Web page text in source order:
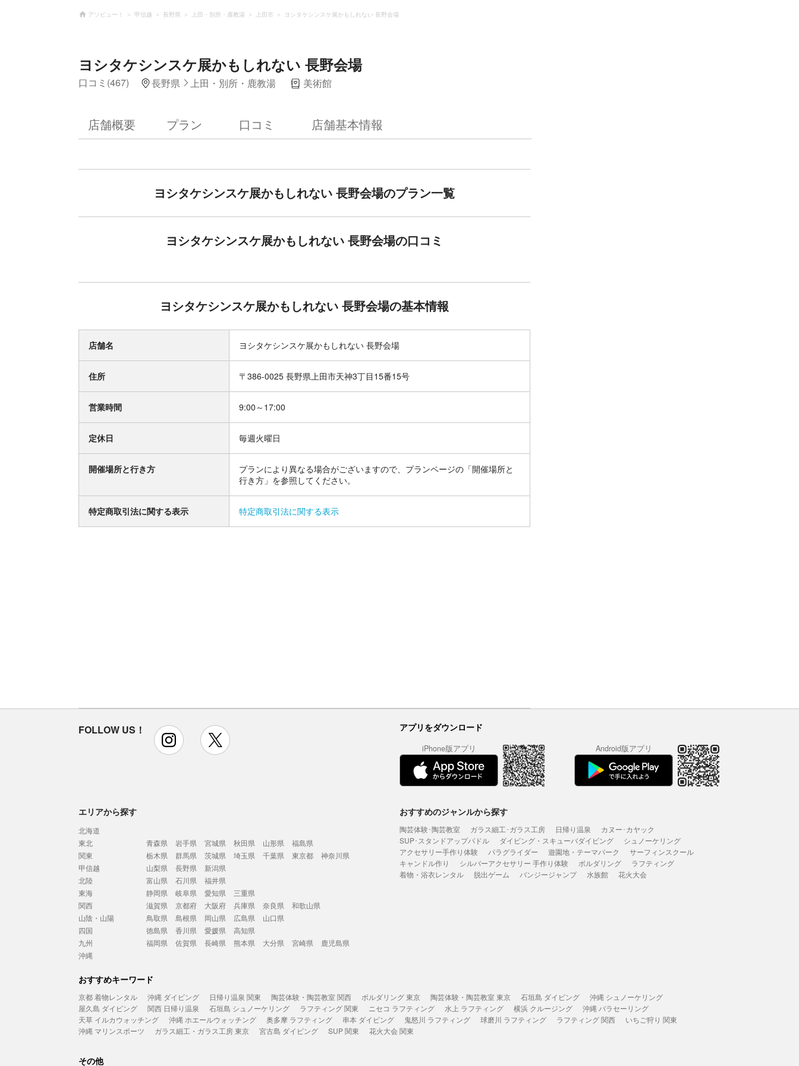
アソビュー！ 甲信越 長野県 上田・別所・鹿教湯 上田市 ヨシタケシンスケ展かもしれない 長野会場
ヨシタケシンスケ展かもしれない 長野会場
口コミ(467) 長野県 上田・別所・鹿教湯 美術館
店舗概要 プラン 口コミ 店舗基本情報
ヨシタケシンスケ展かもしれない 長野会場のプラン一覧
ヨシタケシンスケ展かもしれない 長野会場の口コミ
ヨシタケシンスケ展かもしれない 長野会場の基本情報
店舗名 ヨシタケシンスケ展かもしれない 長野会場
住所 〒386-0025 長野県上田市天神3丁目15番15号
営業時間 9:00～17:00
定休日 毎週火曜日
開催場所と行き方
プランにより異なる場合がございますので、プランページの「開催場所と
行き方」を参照してください。
特定商取引法に関する表示 特定商取引法に関する表示
FOLLOW US！ instagram アプリをダウンロード
iPhone版アプリ Android版アプリ
エリアから探す
北海道
東北
青森県 岩手県 宮城県 秋田県 山形県
福島県
関東
栃木県 群馬県 茨城県 埼玉県 千葉県 東京都
神奈川県
甲信越
山梨県 長野県
新潟県
北陸
富山県 石川県
福井県
東海
静岡県 岐阜県 愛知県
三重県
関西
滋賀県 京都府 大阪府 兵庫県 奈良県
和歌山県
山陰・山陽
鳥取県 島根県 岡山県 広島県
山口県
四国
徳島県 香川県 愛媛県
高知県
九州
福岡県 佐賀県 長崎県 熊本県 大分県 宮崎県
鹿児島県
沖縄
おすすめのジャンルから探す
陶芸体験･陶芸教室 ガラス細工･ガラス工房 日帰り温泉
カヌー･カヤック
SUP･スタンドアップパドル
ダイビング・スキューバダイビング
シュノーケリング
アクセサリー手作り体験
パラグライダー 遊園地・テーマパーク
サーフィンスクール
キャンドル作り
シルバーアクセサリー 手作り体験 ボルダリング
ラフティング
着物・浴衣レンタル
脱出ゲーム バンジージャンプ 水族館 花火大会
おすすめキーワード
京都 着物レンタル 沖縄 ダイビング 日帰り温泉 関東 陶芸体験・陶芸教室 関西 ボルダリング 東京 陶芸体験・陶芸教室 東京 石垣島 ダイビング
沖縄 シュノーケリング
屋久島 ダイビング
関西 日帰り温泉 石垣島 シュノーケリング ラフティング 関東 ニセコ ラフティング 水上 ラフティング 横浜 クルージング
沖縄 パラセーリング
天草 イルカウォッチング
沖縄 ホエールウォッチング 奥多摩 ラフティング 串本 ダイビング 鬼怒川 ラフティング 球磨川 ラフティング ラフティング 関西
いちご狩り 関東
沖縄 マリンスポーツ
ガラス細工・ガラス工房 東京 宮古島 ダイビング SUP 関東 花火大会 関東
その他